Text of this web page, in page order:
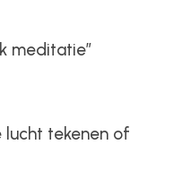
meditatie”
lucht tekenen of